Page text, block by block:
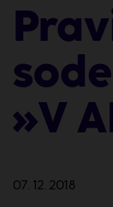
»V
07. 12. 2018